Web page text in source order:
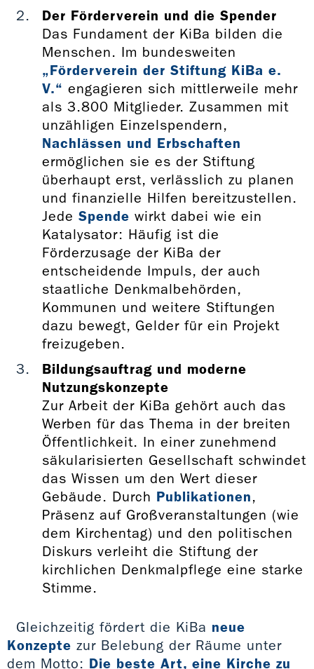
Der Förderverein und die Spender
Das Fundament der KiBa bilden die
Menschen. Im bundesweiten
„Förderverein der Stiftung KiBa e.
V.“ engagieren sich mittlerweile mehr
als 3.800 Mitglieder. Zusammen mit
unzähligen Einzelspendern,
Nachlässen und Erbschaften
ermöglichen sie es der Stiftung
überhaupt erst, verlässlich zu planen
und finanzielle Hilfen bereitzustellen.
Jede Spende wirkt dabei wie ein
Katalysator: Häufig ist die
Förderzusage der KiBa der
entscheidende Impuls, der auch
staatliche Denkmalbehörden,
Kommunen und weitere Stiftungen
dazu bewegt, Gelder für ein Projekt
freizugeben.
Bildungsauftrag und moderne
Nutzungskonzepte
Zur Arbeit der KiBa gehört auch das
Werben für das Thema in der breiten
Öffentlichkeit. In einer zunehmend
säkularisierten Gesellschaft schwindet
das Wissen um den Wert dieser
Gebäude. Durch Publikationen,
Präsenz auf Großveranstaltungen (wie
dem Kirchentag) und den politischen
Diskurs verleiht die Stiftung der
kirchlichen Denkmalpflege eine starke
Stimme.
Gleichzeitig fördert die KiBa neue
Konzepte zur Belebung der Räume unter
dem Motto: Die beste Art, eine Kirche zu